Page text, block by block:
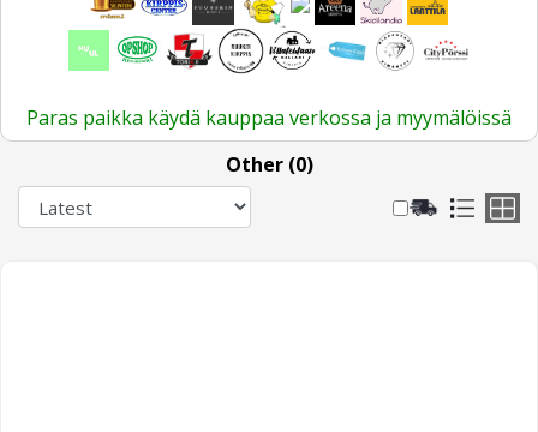
Paras paikka käydä kauppaa verkossa ja myymälöissä
Other (0)